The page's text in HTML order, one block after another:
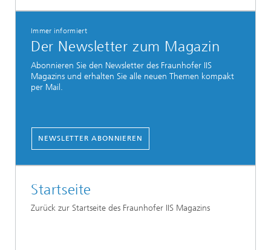
Immer informiert
Der Newsletter zum Magazin
Abonnieren Sie den Newsletter des Fraunhofer IIS
Magazins und erhalten Sie alle neuen Themen kompakt
per Mail.
NEWSLETTER ABONNIEREN
Startseite
Zurück zur Startseite des Fraunhofer IIS Magazins